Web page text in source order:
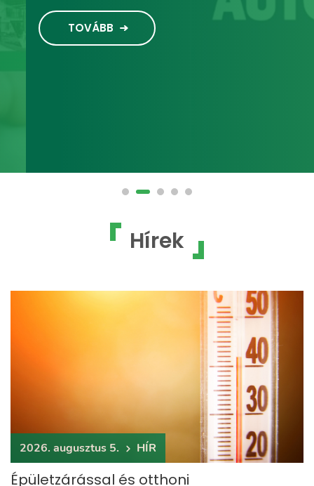
TOVÁBB
Hírek
2026. augusztus 5. HÍR
Épületzárással és otthoni